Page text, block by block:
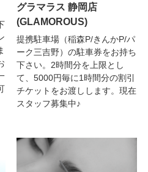
グラマラス 静岡店
(GLAMOROUS)
提携駐車場（稲森P/きんかP/パ
ーク三吉野）の駐車券をお持ち
下さい。2時間分を上限とし
て、5000円毎に1時間分の割引
チケットをお渡しします。現在
スタッフ募集中♪